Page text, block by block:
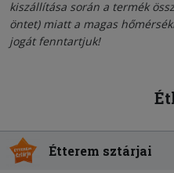
kiszállítása során a termék
öntet) miatt a magas
jogát fenntartjuk!
Étterem sztárjai